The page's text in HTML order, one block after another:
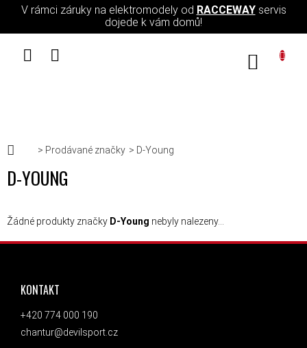
Přejít na obsah
V rámci záruky na elektromodely od RACCEWAYservis
dojede k vám domů!
Domů
Prodávané značky D-Young
D-YOUNG
Žádné produkty značky D-Young nebyly nalezeny...
ZÁPATÍ
KONTAKT
+420 774 000 190
chantur@devilsport.cz